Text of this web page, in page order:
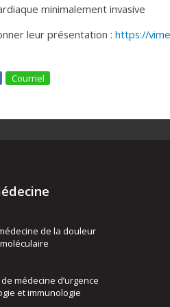
minimalement invasive
leur présentation : https://
Courriel
de la douleur
médecine d’urgence
et immunologie